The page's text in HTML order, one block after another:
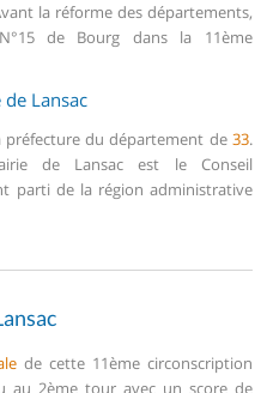
la réforme des départements,
de Bourg dans la 11ème
Lansac
préfecture du département de 33.
de Lansac est le Conseil
parti de la région administrative
de cette 11ème circonscription